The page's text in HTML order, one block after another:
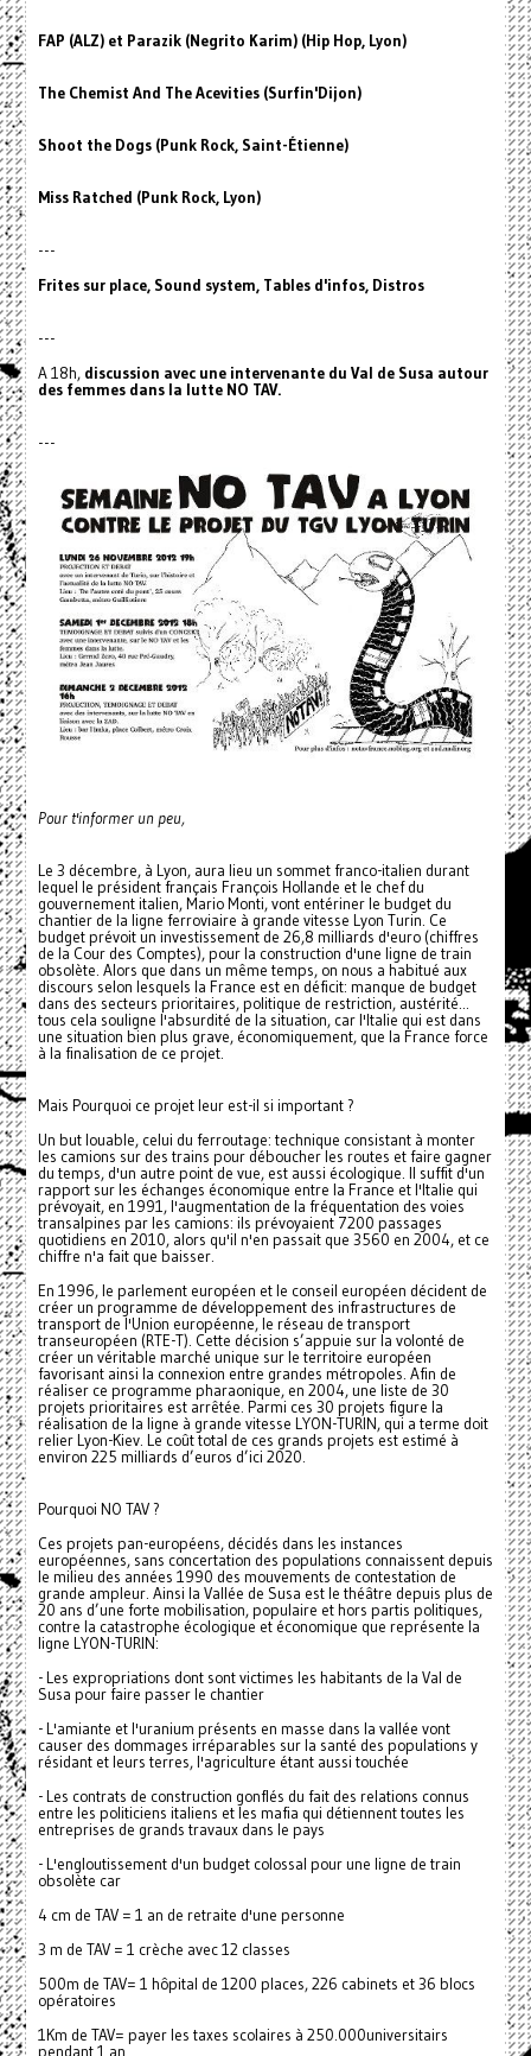
FAP (ALZ) et Parazik (Negrito Karim) (Hip Hop, Lyon)
The Chemist And The Acevities (Surfin'Dijon)
Shoot the Dogs (Punk Rock, Saint-Étienne)
Miss Ratched (Punk Rock, Lyon)
---
Frites sur place, Sound system, Tables d'infos, Distros
---
A 18h, discussion avec une intervenante du Val de Susa autour
des femmes dans la lutte NO TAV.
---
Pour t'informer un peu,
Le 3 décembre, à Lyon, aura lieu un sommet franco-italien durant
lequel le président français François Hollande et le chef du
gouvernement italien, Mario Monti, vont entériner le budget du
chantier de la ligne ferroviaire à grande vitesse Lyon Turin. Ce
budget prévoit un investissement de 26,8 milliards d'euro (chiffres
de la Cour des Comptes), pour la construction d'une ligne de train
obsolète. Alors que dans un même temps, on nous a habitué aux
discours selon lesquels la France est en déficit: manque de budget
dans des secteurs prioritaires, politique de restriction, austérité...
tous cela souligne l'absurdité de la situation, car l'Italie qui est dans
une situation bien plus grave, économiquement, que la France force
à la finalisation de ce projet.
Mais Pourquoi ce projet leur est-il si important ?
Un but louable, celui du ferroutage: technique consistant à monter
les camions sur des trains pour déboucher les routes et faire gagner
du temps, d'un autre point de vue, est aussi écologique. Il suffit d'un
rapport sur les échanges économique entre la France et l'Italie qui
prévoyait, en 1991, l'augmentation de la fréquentation des voies
transalpines par les camions: ils prévoyaient 7200 passages
quotidiens en 2010, alors qu'il n'en passait que 3560 en 2004, et ce
chiffre n'a fait que baisser.
En 1996, le parlement européen et le conseil européen décident de
créer un programme de développement des infrastructures de
transport de l'Union européenne, le réseau de transport
transeuropéen (RTE-T). Cette décision s’appuie sur la volonté de
créer un véritable marché unique sur le territoire européen
favorisant ainsi la connexion entre grandes métropoles. Afin de
réaliser ce programme pharaonique, en 2004, une liste de 30
projets prioritaires est arrêtée. Parmi ces 30 projets figure la
réalisation de la ligne à grande vitesse LYON-TURIN, qui a terme doit
relier Lyon-Kiev. Le coût total de ces grands projets est estimé à
environ 225 milliards d’euros d’ici 2020.
Pourquoi NO TAV ?
Ces projets pan-européens, décidés dans les instances
européennes, sans concertation des populations connaissent depuis
le milieu des années 1990 des mouvements de contestation de
grande ampleur. Ainsi la Vallée de Susa est le théâtre depuis plus de
20 ans d’une forte mobilisation, populaire et hors partis politiques,
contre la catastrophe écologique et économique que représente la
ligne LYON-TURIN:
- Les expropriations dont sont victimes les habitants de la Val de
Susa pour faire passer le chantier
- L'amiante et l'uranium présents en masse dans la vallée vont
causer des dommages irréparables sur la santé des populations y
résidant et leurs terres, l'agriculture étant aussi touchée
- Les contrats de construction gonflés du fait des relations connus
entre les politiciens italiens et les mafia qui détiennent toutes les
entreprises de grands travaux dans le pays
- L'engloutissement d'un budget colossal pour une ligne de train
obsolète car
4 cm de TAV = 1 an de retraite d'une personne
3 m de TAV = 1 crèche avec 12 classes
500m de TAV= 1 hôpital de 1200 places, 226 cabinets et 36 blocs
opératoires
1Km de TAV= payer les taxes scolaires à 250.000universitairs